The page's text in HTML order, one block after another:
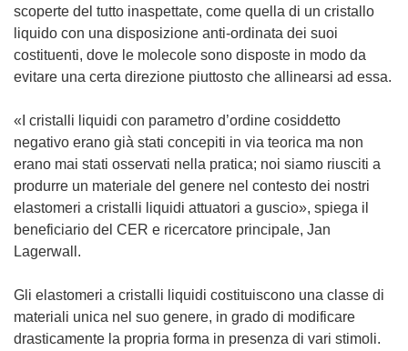
r
e
i
n
n
a
n
u
o
v
i
n
e
scoperte del tutto inaspettate, come quella di un cristallo
liquido con una disposizione anti-ordinata dei suoi
costituenti, dove le molecole sono disposte in modo da
evitare una certa direzione piuttosto che allinearsi ad essa.
«I cristalli liquidi con parametro d’ordine cosiddetto
negativo erano già stati concepiti in via teorica ma non
erano mai stati osservati nella pratica; noi siamo riusciti a
produrre un materiale del genere nel contesto dei nostri
elastomeri a cristalli liquidi attuatori a guscio», spiega il
beneficiario del CER e ricercatore principale, Jan
Lagerwall.
Gli elastomeri a cristalli liquidi costituiscono una classe di
materiali unica nel suo genere, in grado di modificare
drasticamente la propria forma in presenza di vari stimoli.